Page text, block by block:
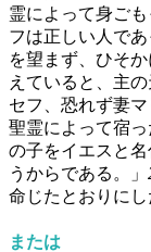
霊によって身ご
フは正しい人で
を望まず、ひそ
えていると、主
セフ、恐れず妻
聖霊によって宿っ
の子をイエスと
うからである。」
命じたとおりにし
または